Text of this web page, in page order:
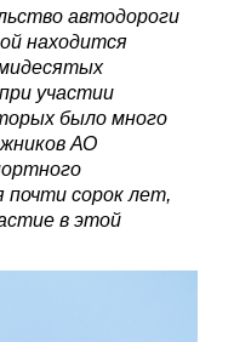
автодороги
находится
участии
было много
АО
почти сорок лет,
в этой